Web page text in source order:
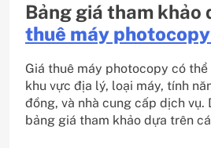
Bảng giá tham khảo
thuê máy
Giá thuê máy photocopy có
khu vực địa lý, loại máy, tính
đồng, và nhà cung cấp dịch vụ.
bảng giá tham khảo dựa trên